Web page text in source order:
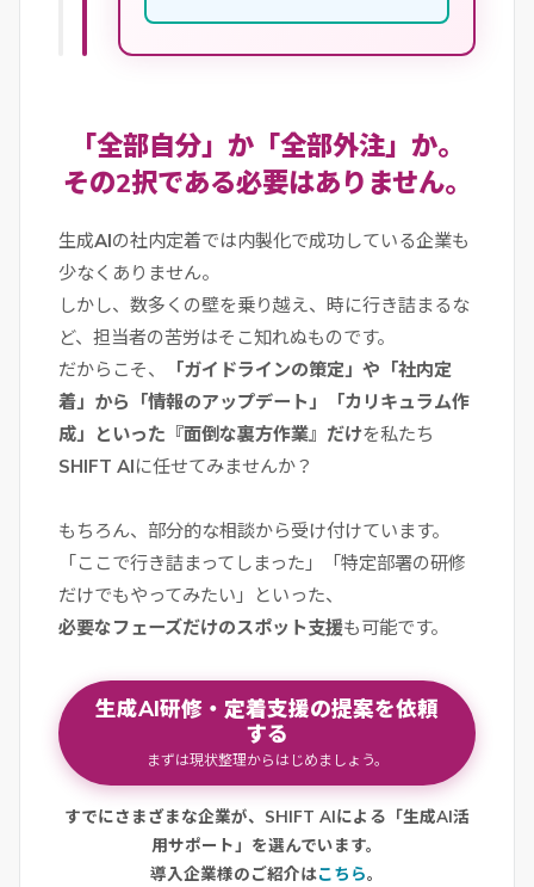
「全部自分」か「全部外注」か。
その2択である必要はありません。
生成AIの社内定着では内製化で成功している企業も
少なくありません。
しかし、数多くの壁を乗り越え、時に行き詰まるな
ど、担当者の苦労はそこ知れぬものです。
だからこそ、
「ガイドラインの策定」や「社内定
着」から「情報のアップデート」「カリキュラム作
成」といった『面倒な裏方作業』だけを私たち
SHIFT AIに任せてみませんか？
もちろん、部分的な相談から受け付けています。
「ここで行き詰まってしまった」「特定部署の研修
だけでもやってみたい」といった、
必要なフェーズだけのスポット支援も可能です。
生成AI研修・定着支援の提案を依頼
する
まずは現状整理からはじめましょう。
すでにさまざまな企業が、SHIFT AIによる「生成AI活
用サポート」を選んでいます。
導入企業様のご紹介はこちら。